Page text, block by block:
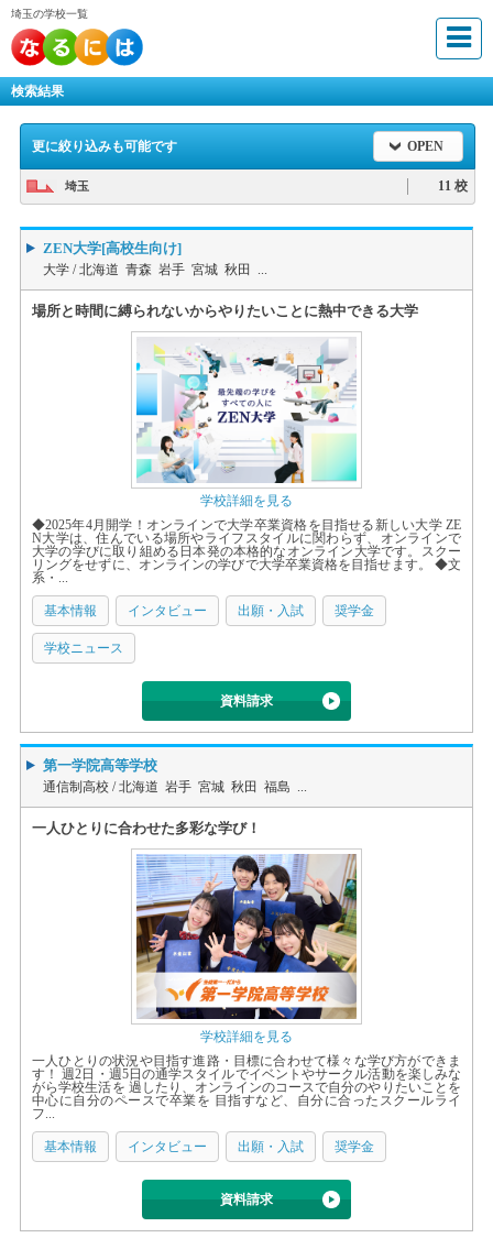
埼玉の学校一覧
検索結果
更に絞り込みも可能です OPEN
埼玉 11 校
ZEN大学[高校生向け]
大学 /北海道 青森 岩手 宮城 秋田 ...
場所と時間に縛られないからやりたいことに熱中できる大学
学校詳細を見る
◆2025年4月開学！オンラインで大学卒業資格を目指せる新しい大学 ZE
N大学は、住んでいる場所やライフスタイルに関わらず、オンラインで
大学の学びに取り組める日本発の本格的なオンライン大学です。スクー
リングをせずに、オンラインの学びで大学卒業資格を目指せます。 ◆文
系・...
基本情報 インタビュー 出願・入試 奨学金
学校ニュース
資料請求
第一学院高等学校
通信制高校 /北海道 岩手 宮城 秋田 福島 ...
一人ひとりに合わせた多彩な学び！
学校詳細を見る
一人ひとりの状況や目指す進路・目標に合わせて様々な学び方ができま
す！ 週2日・週5日の通学スタイルでイベントやサークル活動を楽しみな
がら学校生活を 過したり、オンラインのコースで自分のやりたいことを
中心に自分のペースで卒業を 目指すなど、自分に合ったスクールライ
フ...
基本情報 インタビュー 出願・入試 奨学金
資料請求